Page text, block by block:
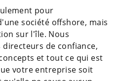
pour
société offshore, mais
sur l'île. Nous
de confiance,
et tout ce qui est
votre entreprise soit